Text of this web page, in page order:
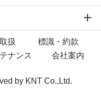
扱
標識・約款
ナンス 会社案内
by KNT Co.,Ltd.